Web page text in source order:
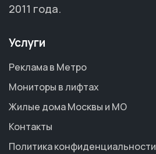
2011 года.
Услуги
Реклама в Метро
Мониторы в лифтах
Жилые дома Москвы и МО
Контакты
Политика конфиденциальности